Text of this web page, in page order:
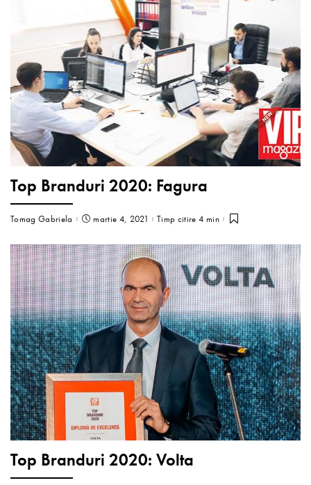
Top Branduri 2020: Fagura
Tomag Gabriela martie 4, 2021 Timp citire 4 min
Top Branduri 2020: Volta